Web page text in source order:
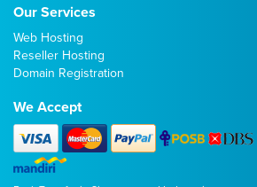
Our Services
Web Hosting
Reseller Hosting
Domain Registration
We Accept